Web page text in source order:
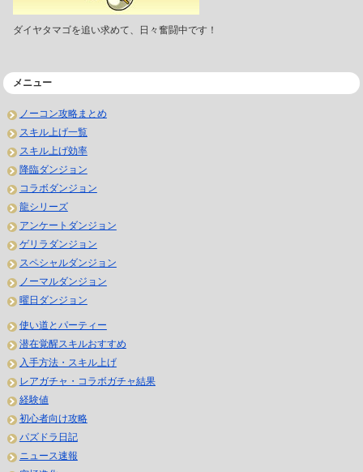
ダイヤタマゴを追い求めて、日々奮闘中です！
メニュー
ノーコン攻略まとめ
スキル上げ一覧
スキル上げ効率
降臨ダンジョン
コラボダンジョン
龍シリーズ
アンケートダンジョン
ゲリラダンジョン
スペシャルダンジョン
ノーマルダンジョン
曜日ダンジョン
使い道とパーティー
潜在覚醒スキルおすすめ
入手方法・スキル上げ
レアガチャ・コラボガチャ結果
経験値
初心者向け攻略
パズドラ日記
ニュース速報